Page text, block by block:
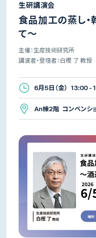
生研講演会
食品加工の蒸し
て～
主催：生産技術研究所
講演者・登壇者：白樫 了 教授
6月5日（金） 13:00 -
An棟2階 コンベンシ